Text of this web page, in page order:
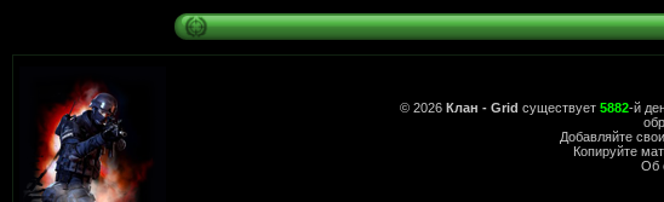
© 2026 Клан - Grid существует 5882-й
Добавляйте
Копируйте
Об